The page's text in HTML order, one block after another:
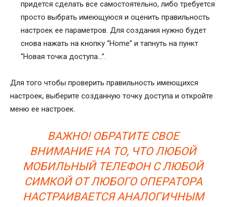
придется сделать все самостоятельно, либо требуется
просто выбрать имеющуюся и оценить правильность
настроек ее параметров. Для создания нужно будет
снова нажать на кнопку “Home” и тапнуть на пункт
“Новая точка доступа…”.
Для того чтобы проверить правильность имеющихся
настроек, выберите созданную точку доступа и откройте
меню ее настроек.
ВАЖНО! ОБРАТИТЕ СВОЕ
ВНИМАНИЕ НА ТО, ЧТО ЛЮБОЙ
МОБИЛЬНЫЙ ТЕЛЕФОН С ЛЮБОЙ
СИМКОЙ ОТ ЛЮБОГО ОПЕРАТОРА
НАСТРАИВАЕТСЯ АНАЛОГИЧНЫМ